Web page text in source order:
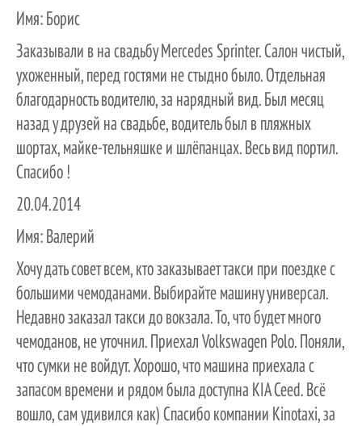
Имя: Борис
Заказывали в на свадьбу Mercedes Sprinter. Салон чистый,
ухоженный, перед гостями не стыдно было. Отдельная
благодарность водителю, за нарядный вид. Был месяц
назад у друзей на свадьбе, водитель был в пляжных
шортах, майке-тельняшке и шлёпанцах. Весь вид портил.
Спасибо !
20.04.2014
Имя: Валерий
Хочу дать совет всем, кто заказывает такси при поездке с
большими чемоданами. Выбирайте машину универсал.
Недавно заказал такси до вокзала. То, что будет много
чемоданов, не уточнил. Приехал Volkswagen Polo. Поняли,
что сумки не войдут. Хорошо, что машина приехала с
запасом времени и рядом была доступна KIA Ceed. Всё
вошло, сам удивился как) Спасибо компании Kinotaxi, за